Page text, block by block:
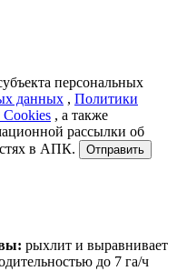
персональных
данных , Политики
, а также
рассылки об
в АПК.
Отправить
рыхлит и выравнивает
до 7 га/ч